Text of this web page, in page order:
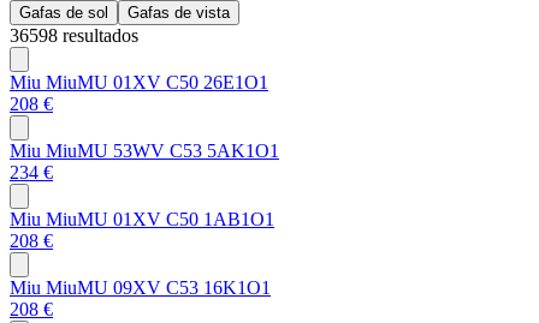
Gafas de sol
Gafas de vista
36598 resultados
Miu MiuMU 01XV C50 26E1O1
208 €
Miu MiuMU 53WV C53 5AK1O1
234 €
Miu MiuMU 01XV C50 1AB1O1
208 €
Miu MiuMU 09XV C53 16K1O1
208 €